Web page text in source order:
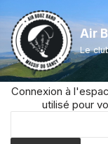
Aller
au
contenu
Air
Le
Connexion à
utilisé pour